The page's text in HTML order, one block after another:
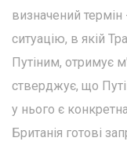
визначений
ситуацію, в якій
Путіним, отримує
стверджує, що
у нього є
Британія готові